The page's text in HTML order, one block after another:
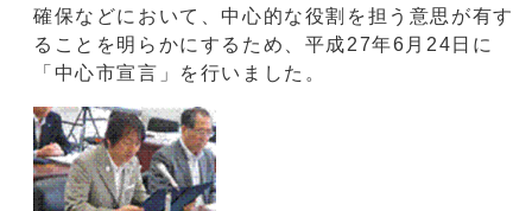
確保などにおいて、中心的な役割を担う意思が有す
ることを明らかにするため、平成27年6月24日に
「中心市宣言」を行いました。